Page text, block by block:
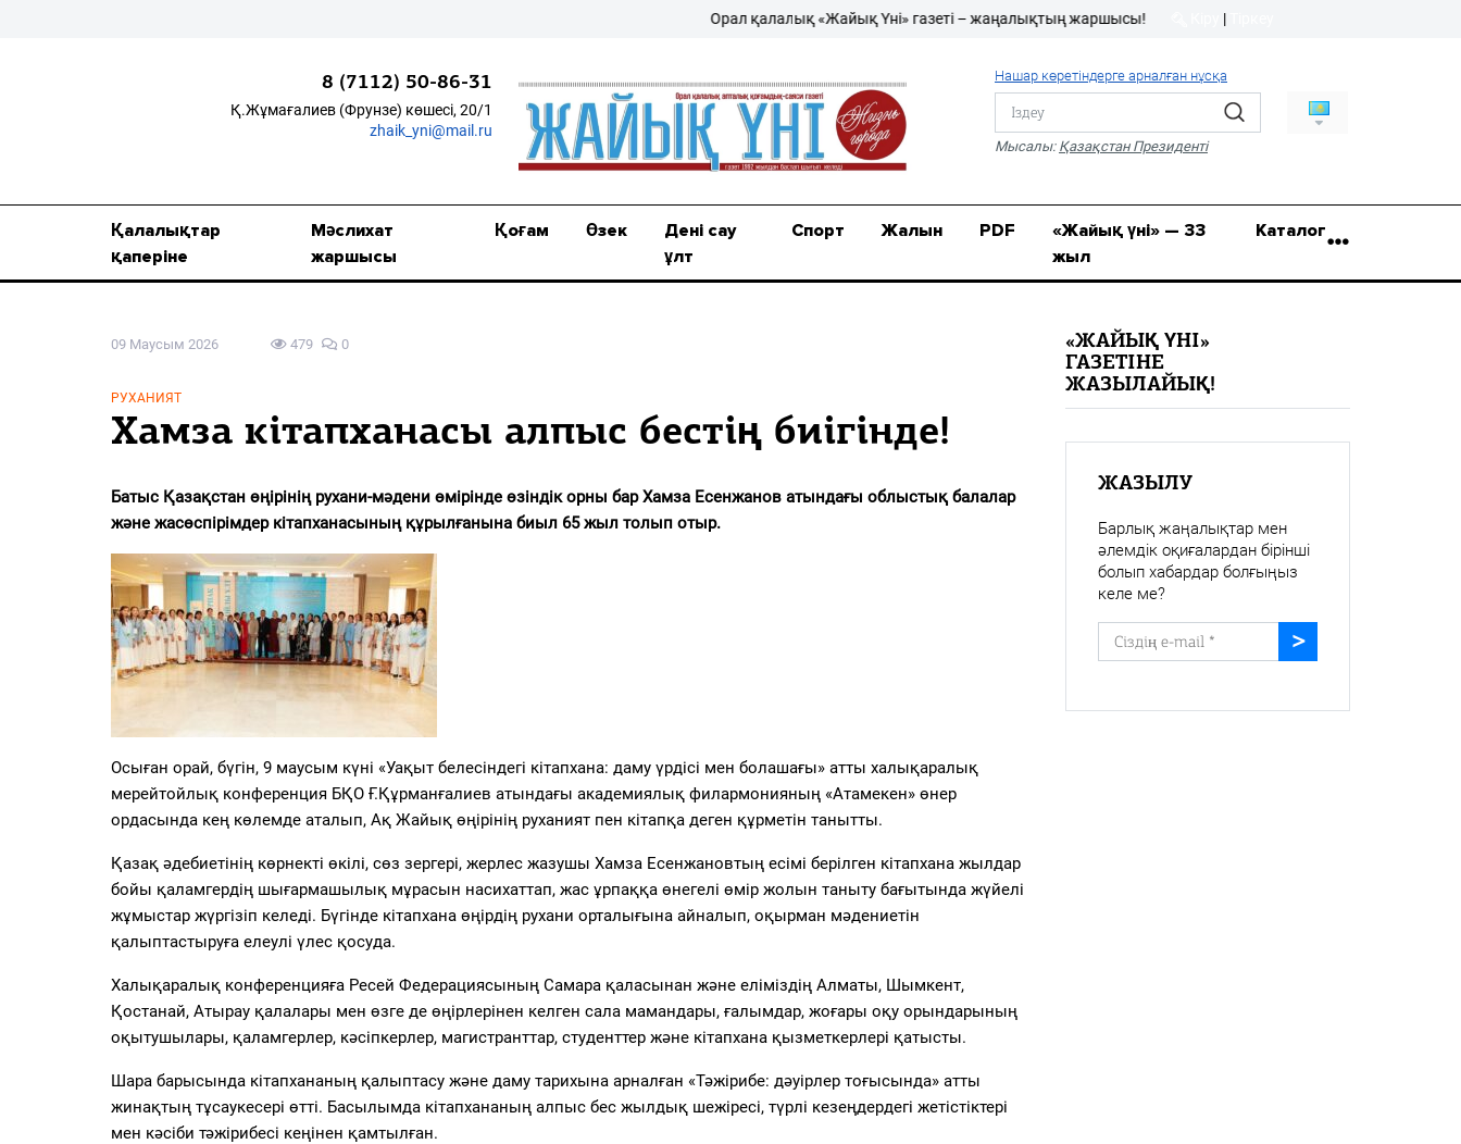
Мәслихат жаршысы
Дені сау ұлт
«Жайық үні» — 33 жыл
8 (7112) 50-86-31
Қ.Жұмағалиев (Фрунзе)
Орал қалалық «Жайық Үні» газеті – жаңалықтың жаршысы! |
8 (7112) 50-86-31
Қ.Жұмағалиев (Фрунзе) көшесі, 20/1
zhaik_yni@mail.ru
Нашар көретіндерге арналған нұсқа
Мысалы: Қазақстан Президенті
Қалалықтар
қаперіне
Мәслихат
жаршысы
Қоғам Өзек
Дені сау
ұлт
Спорт Жалын PDF
«Жайық үні» — 33
жыл
Каталог
09 Маусым 2026 479 0
РУХАНИЯТ
Хамза кітапханасы алпыс бестің биігінде!
Батыс Қазақстан өңірінің рухани-мәдени өмірінде өзіндік орны бар Хамза Есенжанов атындағы облыстық балалар
және жасөспірімдер кітапханасының құрылғанына биыл 65 жыл толып отыр.
Осыған орай, бүгін, 9 маусым күні «Уақыт белесіндегі кітапхана: даму үрдісі мен болашағы» атты халықаралық
мерейтойлық конференция БҚО Ғ.Құрманғалиев атындағы академиялық филармонияның «Атамекен» өнер
ордасында кең көлемде аталып, Ақ Жайық өңірінің руханият пен кітапқа деген құрметін танытты.
Қазақ әдебиетінің көрнекті өкілі, сөз зергері, жерлес жазушы Хамза Есенжановтың есімі берілген кітапхана жылдар
бойы қаламгердің шығармашылық мұрасын насихаттап, жас ұрпаққа өнегелі өмір жолын таныту бағытында жүйелі
жұмыстар жүргізіп келеді. Бүгінде кітапхана өңірдің рухани орталығына айналып, оқырман мәдениетін
қалыптастыруға елеулі үлес қосуда.
Халықаралық конференцияға Ресей Федерациясының Самара қаласынан және еліміздің Алматы, Шымкент,
Қостанай, Атырау қалалары мен өзге де өңірлерінен келген сала мамандары, ғалымдар, жоғары оқу орындарының
оқытушылары, қаламгерлер, кәсіпкерлер, магистранттар, студенттер және кітапхана қызметкерлері қатысты.
Шара барысында кітапхананың қалыптасу және даму тарихына арналған «Тәжірибе: дәуірлер тоғысында» атты
жинақтың тұсаукесері өтті. Басылымда кітапхананың алпыс бес жылдық шежіресі, түрлі кезеңдердегі жетістіктері
мен кәсіби тәжірибесі кеңінен қамтылған.
«ЖАЙЫҚ ҮНІ»
ГАЗЕТІНЕ
ЖАЗЫЛАЙЫҚ!
ЖАЗЫЛУ
Барлық жаңалықтар мен
әлемдік оқиғалардан бірінші
болып хабардар болғыңыз
келе ме?